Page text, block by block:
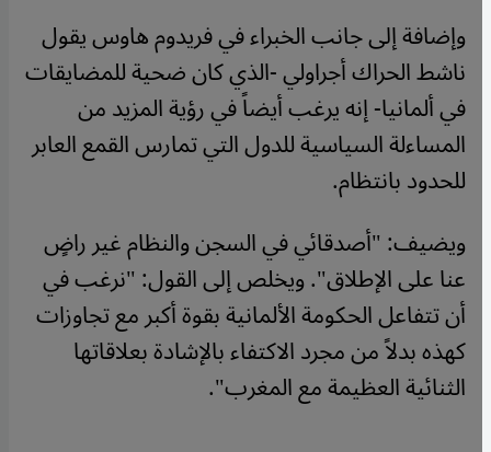
وإضافة إلى جانب الخبراء في فريدوم هاوس يقول
ناشط الحراك أجراولي -الذي كان ضحية للمضايقات
في ألمانيا- إنه يرغب أيضاً في رؤية المزيد من
المساءلة السياسية للدول التي تمارس القمع العابر
للحدود بانتظام.
ويضيف: "أصدقائي في السجن والنظام غير راضٍ
عنا على الإطلاق". ويخلص إلى القول: "نرغب في
أن تتفاعل الحكومة الألمانية بقوة أكبر مع تجاوزات
كهذه بدلاً من مجرد الاكتفاء بالإشادة بعلاقاتها
الثنائية العظيمة مع المغرب".